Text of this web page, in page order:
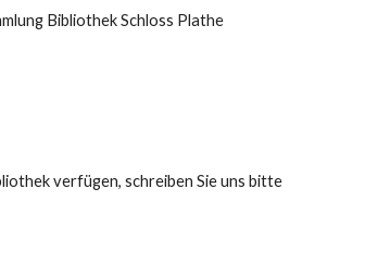
Bibliothek Schloss Plathe
verfügen, schreiben Sie uns bitte